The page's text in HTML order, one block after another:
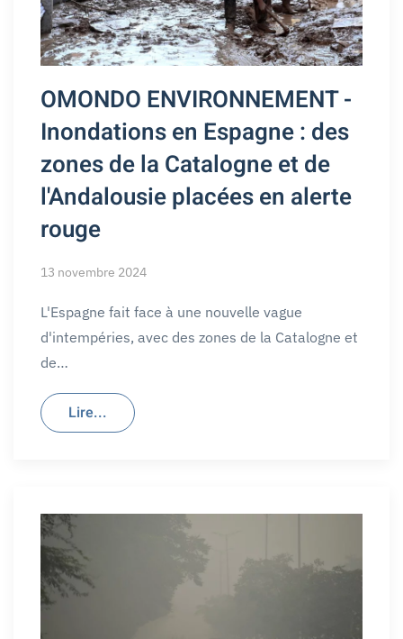
OMONDO ENVIRONNEMENT -
Inondations en Espagne : des
zones de la Catalogne et de
l'Andalousie placées en alerte
rouge
13 novembre 2024
L'Espagne fait face à une nouvelle vague
d'intempéries, avec des zones de la Catalogne et
de…
Lire...